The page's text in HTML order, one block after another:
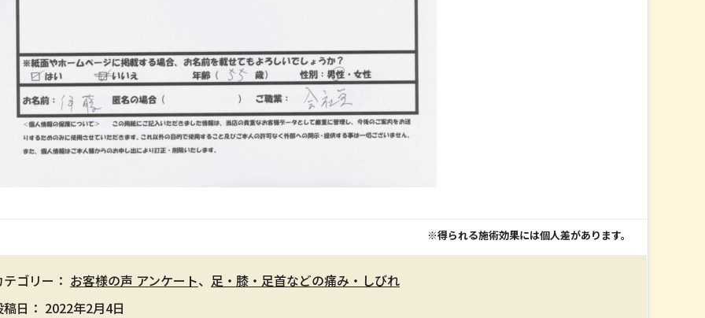
※得られる施術効果には個人差があります。
ゴリー： お客様の声 アンケート、 足・膝・足首などの痛み・しびれ
日： 2022年2月4日